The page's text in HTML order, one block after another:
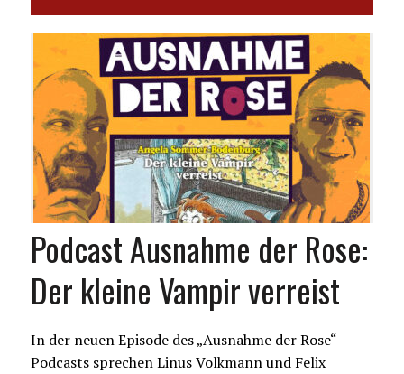
Podcast Ausnahme der Rose:
Der kleine Vampir verreist
In der neuen Episode des „Ausnahme der Rose“-
Podcasts sprechen Linus Volkmann und Felix